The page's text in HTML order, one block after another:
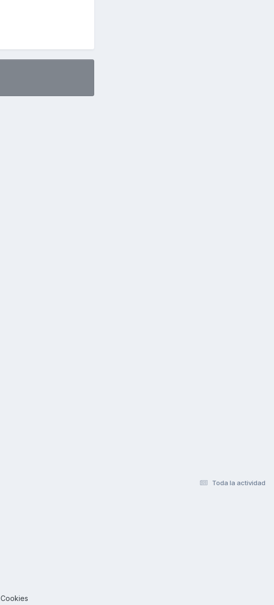
Toda la actividad
Cookies